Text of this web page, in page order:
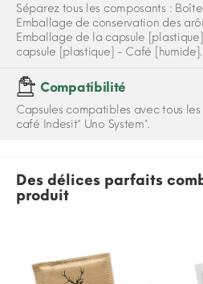
Séparez tous les composants :
Emballage de conservation des
Emballage de la capsule
capsule [plastique] - Café [humide].
Compatibilité
Capsules compatibles avec tous
café Indesit* Uno System*.
Des délices parfaits
produit